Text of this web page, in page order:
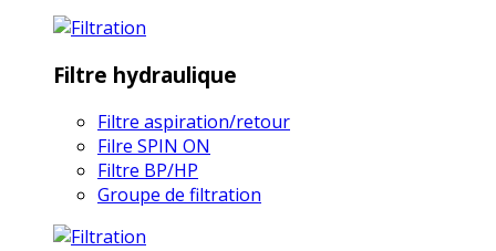
Filtre hydraulique
Filtre aspiration/retour
Filre SPIN ON
Filtre BP/HP
Groupe de filtration